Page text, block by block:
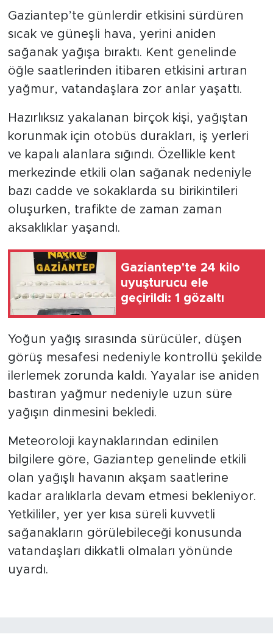
Gaziantep’te günlerdir etkisini sürdüren
sıcak ve güneşli hava, yerini aniden
sağanak yağışa bıraktı. Kent genelinde
öğle saatlerinden itibaren etkisini artıran
yağmur, vatandaşlara zor anlar yaşattı.
Hazırlıksız yakalanan birçok kişi, yağıştan
korunmak için otobüs durakları, iş yerleri
ve kapalı alanlara sığındı. Özellikle kent
merkezinde etkili olan sağanak nedeniyle
bazı cadde ve sokaklarda su birikintileri
oluşurken, trafikte de zaman zaman
aksaklıklar yaşandı.
Gaziantep'te 24 kilo
uyuşturucu ele
geçirildi: 1 gözaltı
Yoğun yağış sırasında sürücüler, düşen
görüş mesafesi nedeniyle kontrollü şekilde
ilerlemek zorunda kaldı. Yayalar ise aniden
bastıran yağmur nedeniyle uzun süre
yağışın dinmesini bekledi.
Meteoroloji kaynaklarından edinilen
bilgilere göre, Gaziantep genelinde etkili
olan yağışlı havanın akşam saatlerine
kadar aralıklarla devam etmesi bekleniyor.
Yetkililer, yer yer kısa süreli kuvvetli
sağanakların görülebileceği konusunda
vatandaşları dikkatli olmaları yönünde
uyardı.